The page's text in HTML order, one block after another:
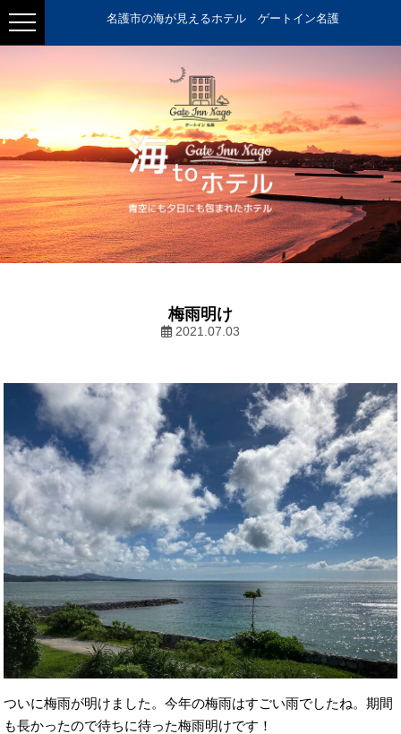
名護市の海が見えるホテル ゲートイン名護
梅雨明け
2021.07.03
ついに梅雨が明けました。今年の梅雨はすごい雨でしたね。期間
も長かったので待ちに待った梅雨明けです！